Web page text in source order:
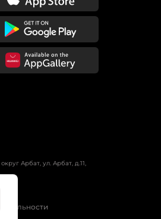
Арбат, ул. Арбат, д.11,
лояльности